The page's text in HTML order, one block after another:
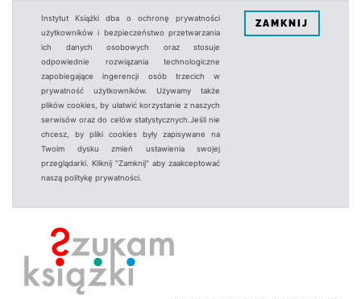
Instytut Książki dba o ochronę prywatności
użytkowników i bezpieczeństwo przetwarzania
ich danych osobowych oraz stosuje
odpowiednie rozwiązania technologiczne
zapobiegające ingerencji osób trzecich w
prywatność użytkowników. Używamy także
plików cookies, by ułatwić korzystanie z naszych
serwisów oraz do celów statystycznych.Jeśli nie
chcesz, by pliki cookies były zapisywane na
Twoim dysku zmień ustawienia swojej
przeglądarki. Kliknij "Zamknij" aby zaakceptować
naszą politykę prywatności.
ZAMKNIJ